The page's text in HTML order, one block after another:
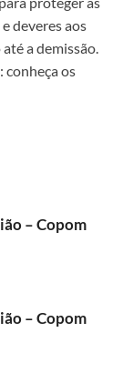
deveres aos
a demissão.
os
– Copom
– Copom